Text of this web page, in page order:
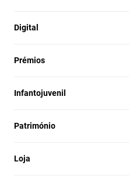
Digital
Prémios
Infantojuvenil
Património
Loja